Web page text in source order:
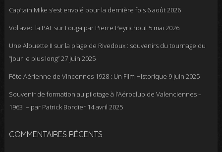
Cap’tain Mike s’est envolé pour la dernière fois 6 août 2026
Vol avec la PAF sur Fouga par Pierre Peyrichout 5 mai 2026
Une Alouette II sur la plage de Rivedoux : souvenirs du tournage du
“Jour le plus long”27 juin 2025
Fête Aérienne de Vincennes 1928 : Un Film Historique 9 juin 2025
Souvenir de formation au pilotage à l’Aéroclub de Valenciennes –
1963 – par Patrick Bordier 14 avril 2025
COMMENTAIRES RÉCENTS